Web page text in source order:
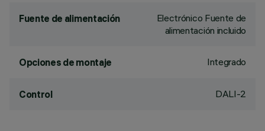
Fuente de alimentación
Electrónico Fuente de
alimentación incluido
Opciones de montaje Integrado
Control DALI-2